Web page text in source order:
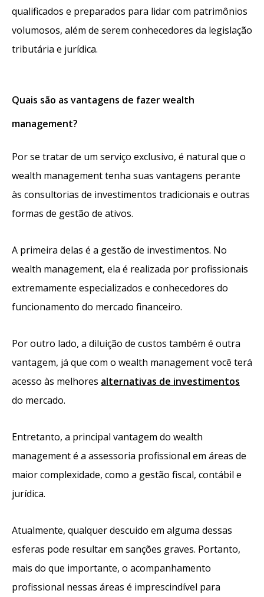
qualificados e preparados para lidar com patrimônios
volumosos, além de serem conhecedores da legislação
tributária e jurídica.
Quais são as vantagens de fazer wealth
management?
Por se tratar de um serviço exclusivo, é natural que o
wealth management tenha suas vantagens perante
às consultorias de investimentos tradicionais e outras
formas de gestão de ativos.
A primeira delas é a gestão de investimentos. No
wealth management, ela é realizada por profissionais
extremamente especializados e conhecedores do
funcionamento do mercado financeiro.
Por outro lado, a diluição de custos também é outra
vantagem, já que com o wealth management você terá
acesso às melhores alternativas de investimentos
do mercado.
Entretanto, a principal vantagem do wealth
management é a assessoria profissional em áreas de
maior complexidade, como a gestão fiscal, contábil e
jurídica.
Atualmente, qualquer descuido em alguma dessas
esferas pode resultar em sanções graves. Portanto,
mais do que importante, o acompanhamento
profissional nessas áreas é imprescindível para